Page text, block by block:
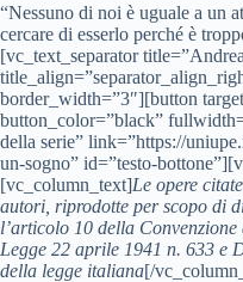
“Nessuno di noi è uguale a un
cercare di esserlo perché è
[vc_text_separator
border_width=”3″][button
button_color=”black”
della serie” link=”https://
un-sogno” id=”testo-
[vc_column_text]Le opere
autori, riprodotte per scopo di
l’articolo 10 della
Legge 22 aprile 1941 n. 633 e
della legge italiana[/